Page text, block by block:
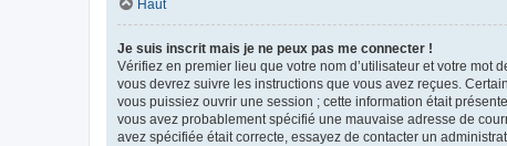
Haut
Je suis inscrit mais je ne peux pas me connecter !
Vérifiez en premier lieu que votre nom d’utilisateur et votre mot
vous devrez suivre les instructions que vous avez reçues.
vous puissiez ouvrir une session ; cette information était
vous avez probablement spécifié une mauvaise adresse de
avez spécifiée était correcte, essayez de contacter un